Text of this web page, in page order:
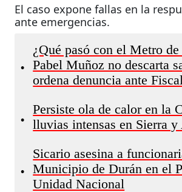
El caso expone fallas en la
ante emergencias.
•
¿Qué pasó con el Metro
Pabel Muñoz no descarta
ordena denuncia ante
•
Persiste ola de calor en la
lluvias intensas en Sierra
•
Sicario asesina a
Municipio de Durán en el
Unidad Nacional